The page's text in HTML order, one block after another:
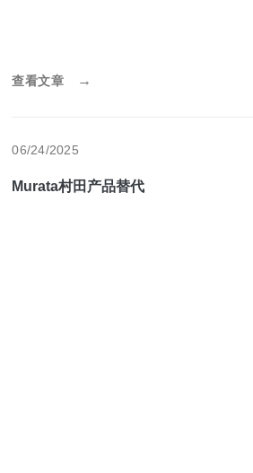
查看文章 →
06/24/2025
Murata村田产品替代